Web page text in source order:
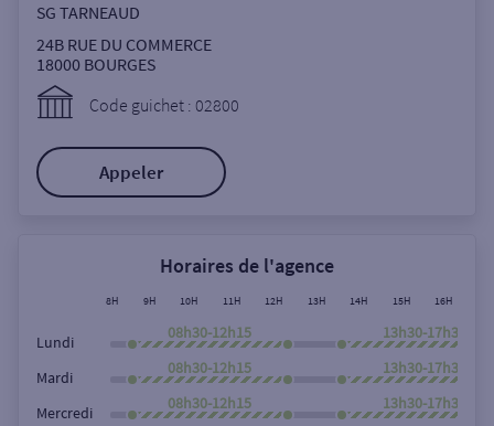
Ouverte le samedi
ou
Ville / Code postal
Rue
SG TARNEAUD
24B RUE DU COMMERCE
18000 BOURGES
Code guichet : 02800
Appeler
Horaires de l'agence
8H 9H 10H 11H 12H 13H 14H 15H 16H
Lundi
08h30-12h15 13h30-17h30
Mardi
08h30-12h15 13h30-17h30
Mercredi
08h30-12h15 13h30-17h30